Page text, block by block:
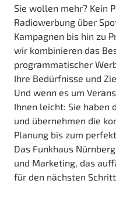
Sie wollen mehr? Kein
Radiowerbung über
Kampagnen bis hin zu
wir kombinieren das
programmatischer
Ihre Bedürfnisse und
Und wenn es um
Ihnen leicht: Sie haben
und übernehmen die
Planung bis zum
Das Funkhaus
und Marketing, das
für den nächsten